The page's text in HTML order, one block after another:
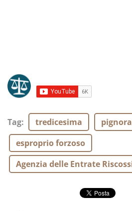
Tag: tredicesima
esproprio forzoso
Agenzia delle Entrate